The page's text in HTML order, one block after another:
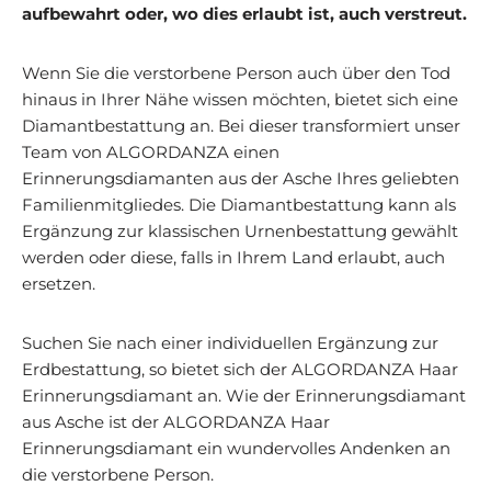
aufbewahrt oder, wo dies erlaubt ist, auch verstreut.
Wenn Sie die verstorbene Person auch über den Tod
hinaus in Ihrer Nähe wissen möchten, bietet sich eine
Diamantbestattung an. Bei dieser transformiert unser
Team von ALGORDANZA einen
Erinnerungsdiamanten aus der Asche Ihres geliebten
Familienmitgliedes. Die Diamantbestattung kann als
Ergänzung zur klassischen Urnenbestattung gewählt
werden oder diese, falls in Ihrem Land erlaubt, auch
ersetzen.
Suchen Sie nach einer individuellen Ergänzung zur
Erdbestattung, so bietet sich der ALGORDANZA Haar
Erinnerungsdiamant an. Wie der Erinnerungsdiamant
aus Asche ist der ALGORDANZA Haar
Erinnerungsdiamant ein wundervolles Andenken an
die verstorbene Person.